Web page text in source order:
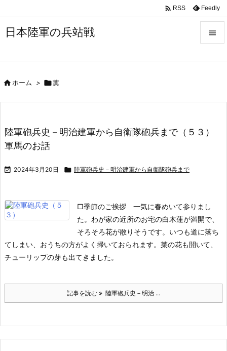
日本陸軍の兵站戦 


 RSS Feedly
ホーム > 藁
陸軍砲兵史－明治建軍から自衛隊砲兵まで（５３）
軍馬のお話
 2024年3月20日  陸軍砲兵史－明治建軍から自衛隊砲兵まで
□季節のご挨拶 一気に春めいて参りまし
た。わが家の近所のお宅の白木蓮が満開で、
そろそろ花が散りそうです。いつも道に落ち
てしまい、おうちの方がよく掃いておられます。菜の花も開いて、
チューリップの芽も出てきました。
記事を読む 陸軍砲兵史－明治 ...